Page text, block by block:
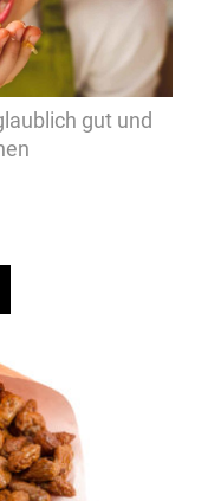
gut und